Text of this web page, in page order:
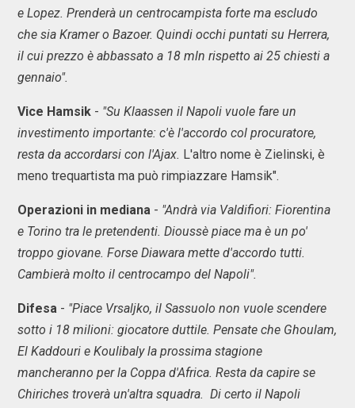
e Lopez. Prenderà un centrocampista forte ma escludo
che sia Kramer o Bazoer. Quindi occhi puntati su Herrera,
il cui prezzo è abbassato a 18 mln rispetto ai 25 chiesti a
gennaio".
Vice Hamsik - "Su Klaassen il Napoli vuole fare un
investimento importante: c'è l'accordo col procuratore,
resta da accordarsi con l'Ajax. L'altro nome è Zielinski, è
meno trequartista ma può rimpiazzare Hamsik".
Operazioni in mediana - "Andrà via Valdifiori: Fiorentina
e Torino tra le pretendenti. Dioussè piace ma è un po'
troppo giovane. Forse Diawara mette d'accordo tutti.
Cambierà molto il centrocampo del Napoli".
Difesa - "Piace Vrsaljko, il Sassuolo non vuole scendere
sotto i 18 milioni: giocatore duttile. Pensate che Ghoulam,
El Kaddouri e Koulibaly la prossima stagione
mancheranno per la Coppa d'Africa. Resta da capire se
Chiriches troverà un'altra squadra. Di certo il Napoli